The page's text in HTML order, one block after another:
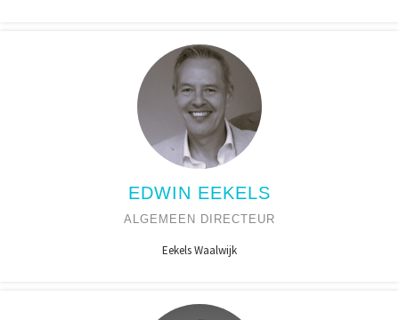
EDWIN EEKELS
ALGEMEEN DIRECTEUR
Eekels Waalwijk